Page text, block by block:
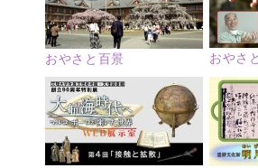
おやさと百景 おやさ